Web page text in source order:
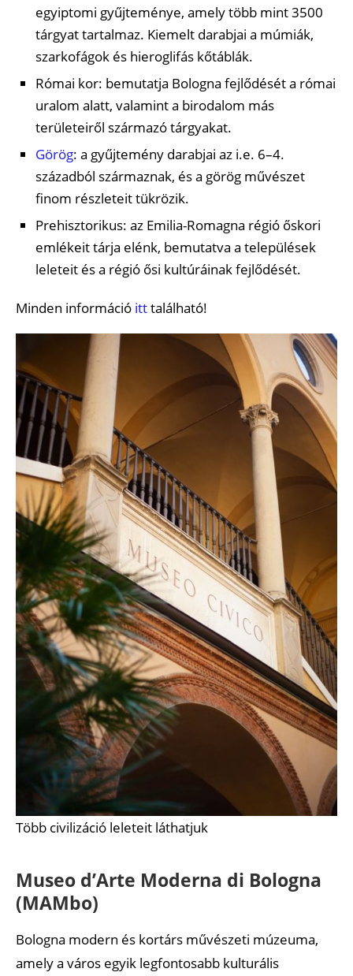
egyiptomi gyűjteménye, amely több mint 3500
tárgyat tartalmaz. Kiemelt darabjai a múmiák,
szarkofágok és hieroglifás kőtáblák.
Római kor: bemutatja Bologna fejlődését a római
uralom alatt, valamint a birodalom más
területeiről származó tárgyakat.
Görög: a gyűjtemény darabjai az i.e. 6–4.
századból származnak, és a görög művészet
finom részleteit tükrözik.
Prehisztorikus: az Emilia-Romagna régió őskori
emlékeit tárja elénk, bemutatva a települések
leleteit és a régió ősi kultúráinak fejlődését.
Minden információ itttalálható!
Több civilizáció leleteit láthatjuk
Museo d’Arte Moderna di Bologna
(MAMbo)
Bologna modern és kortárs művészeti múzeuma,
amely a város egyik legfontosabb kulturális